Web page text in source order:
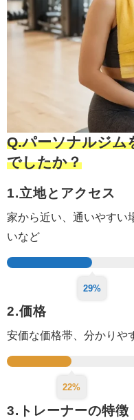
Q.パーソナルジム
でしたか？
1.立地とアクセス
家から近い、通いやすい
いなど
29%
2.価格
安価な価格帯、分かりや
22%
3.トレーナーの特徴